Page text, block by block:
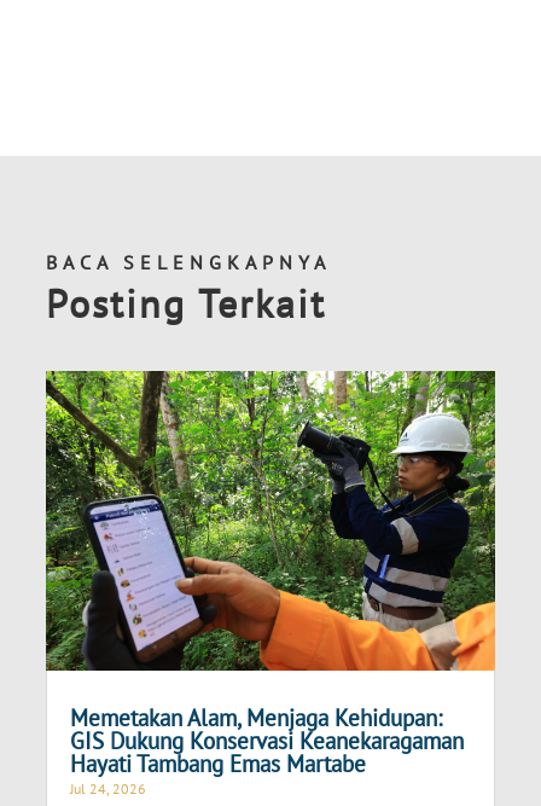
BACA SELENGKAPNYA
Posting Terkait
Memetakan Alam, Menjaga Kehidupan:
GIS Dukung Konservasi Keanekaragaman
Hayati Tambang Emas Martabe
Jul 24, 2026